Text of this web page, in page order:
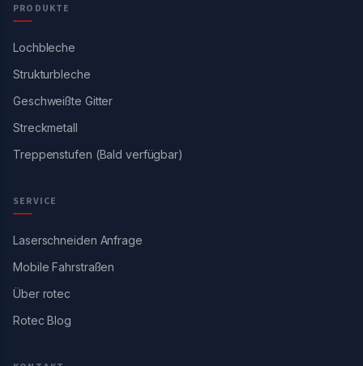
PRODUKTE
Lochbleche
Strukturbleche
Geschweißte Gitter
Streckmetall
Treppenstufen (Bald verfügbar)
SERVICE
Laserschneiden Anfrage
Mobile Fahrstraßen
Über rotec
Rotec Blog